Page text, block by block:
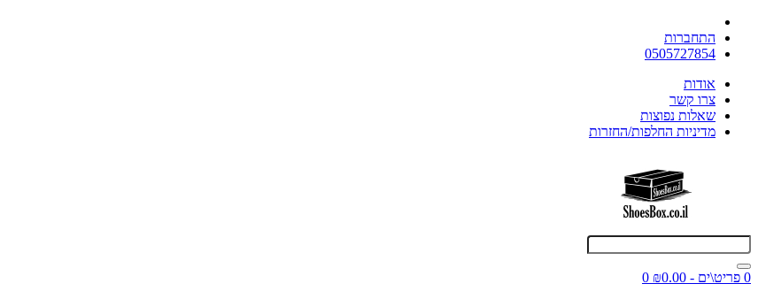
התחברות
0505727854
אודות
צרו קשר
שאלות נפוצות
מדיניות החלפות/החזרות
0 פריט\ים - ₪0.00
0